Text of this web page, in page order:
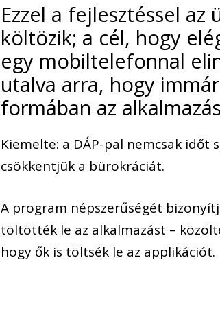
Ezzel a fejlesztéssel
költözik; a cél, hogy
egy mobiltelefonnal
utalva arra, hogy
formában az
Kiemelte: a DÁP-pal nemcsak
csökkentjük a bürokráciát.
A program népszerűségét
töltötték le az alkalmazást –
hogy ők is töltsék le az applikációt.